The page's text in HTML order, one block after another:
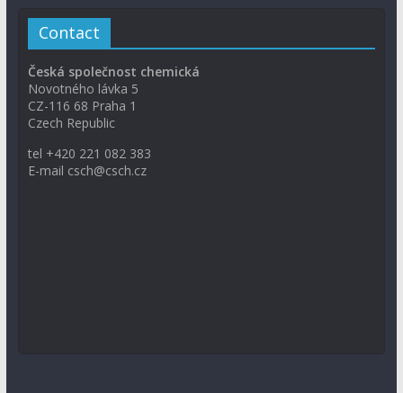
Contact
Česká společnost chemická
Novotného lávka 5
CZ-116 68 Praha 1
Czech Republic
tel +420 221 082 383
E-mail csch@csch.cz